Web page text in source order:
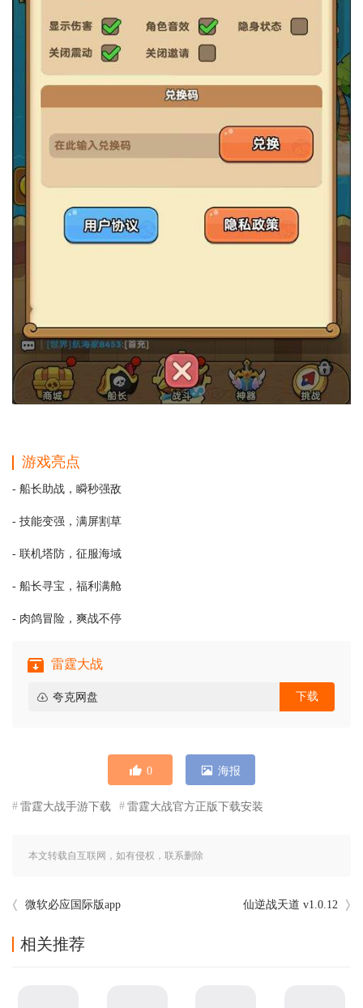
游戏亮点
- 船长助战，瞬秒强敌
- 技能变强，满屏割草
- 联机塔防，征服海域
- 船长寻宝，福利满舱
- 肉鸽冒险，爽战不停
雷霆大战
夸克网盘 下载
0 海报
雷霆大战手游下载 雷霆大战官方正版下载安装
本文转载自互联网，如有侵权，联系删除
微软必应国际版app 仙逆战天道 v1.0.12
相关推荐